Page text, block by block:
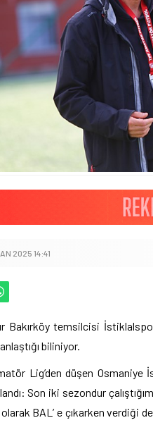
2025 14:41
Bakırköy temsilcisi
biliniyor.
Lig’den düşen
Son iki sezondur
BAL’ e çıkarken verdiği